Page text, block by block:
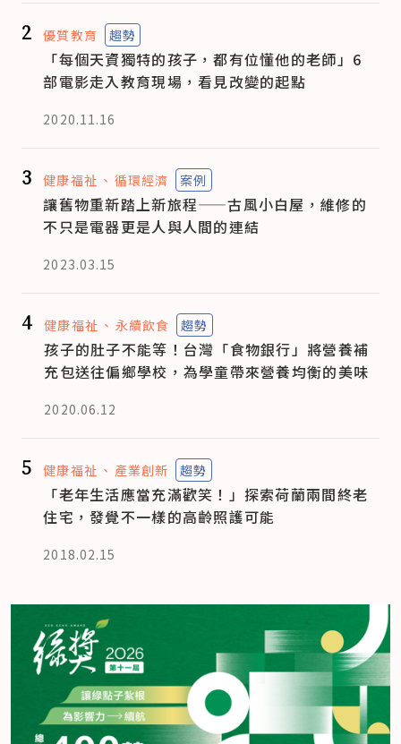
2 優質教育 趨勢
「每個天資獨特的孩子，都有位懂他的老師」6
部電影走入教育現場，看見改變的起點
2020.11.16
3 健康福祉 循環經濟 案例
讓舊物重新踏上新旅程——古風小白屋，維修的
不只是電器更是人與人間的連結
2023.03.15
4 健康福祉 永續飲食 趨勢
孩子的肚子不能等！台灣「食物銀行」將營養補
充包送往偏鄉學校，為學童帶來營養均衡的美味
2020.06.12
5 健康福祉 產業創新 趨勢
「老年生活應當充滿歡笑！」探索荷蘭兩間終老
住宅，發覺不一樣的高齡照護可能
2018.02.15